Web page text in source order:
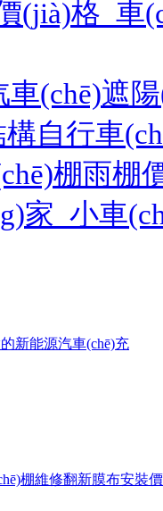
(jià)格_車
(chē)遮
自行車
棚雨棚
家_小車